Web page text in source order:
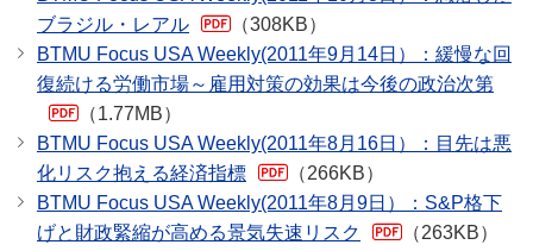
ブラジル・レアル
（308KB）
BTMU Focus USA Weekly(2011年9月14日）：緩慢な回
復続ける労働市場～雇用対策の効果は今後の政治次第
（1.77MB）
BTMU Focus USA Weekly(2011年8月16日）：目先は悪
化リスク抱える経済指標
（266KB）
BTMU Focus USA Weekly(2011年8月9日）：S&P格下
げと財政緊縮が高める景気失速リスク
（263KB）